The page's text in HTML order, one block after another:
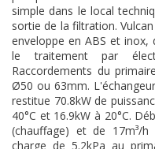
simple dans le local
sortie de la filtration.
enveloppe en ABS et
le traitement par
Raccordements du
Ø50 ou 63mm.
restitue 70.8kW de
40°C et 16.9kW à 20°C.
(chauffage) et de 17m³/
charge de 5.2kPa au